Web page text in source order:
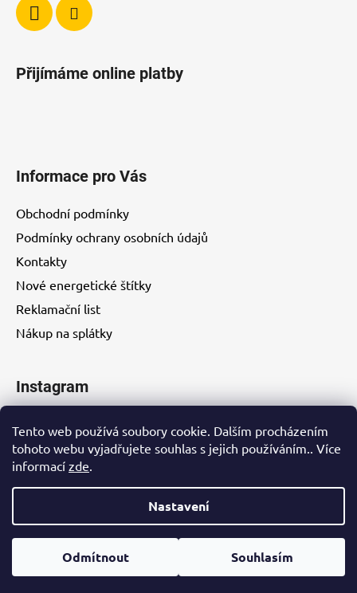
Tento web používá soubory cookie. Dalším procházením
tohoto webu vyjadřujete souhlas s jejich používáním.. Více
informací zde.
Nastavení
Odmítnout Souhlasím
Přijímáme online platby
Informace pro Vás
Obchodní podmínky
Podmínky ochrany osobních údajů
Kontakty
Nové energetické štítky
Reklamační list
Nákup na splátky
Instagram
Vytvořil Shoptet
Copyright 2026
. Všechna práva
vyhrazena.Upravit nastavení cookies